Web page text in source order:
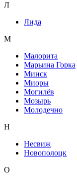
Л
Лида
М
Малорита
Марьина Горка
Минск
Миоры
Могилёв
Мозырь
Молодечно
Н
Несвиж
Новополоцк
О